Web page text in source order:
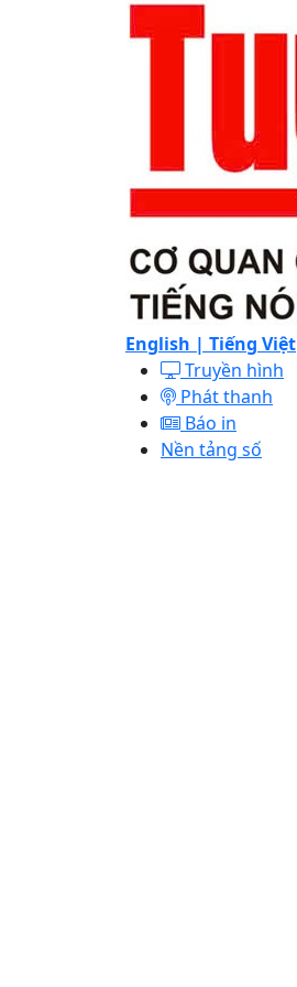
English | Tiếng Việt
Truyền hình
Phát thanh
Báo in
Nền tảng số